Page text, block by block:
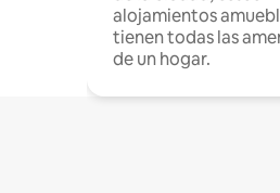
alojamientos
tienen todas las
de un hogar.